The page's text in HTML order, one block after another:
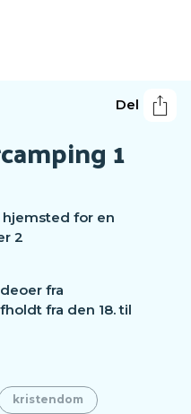
Del
1
for en
2
fra
fra den 18. til
kristendom